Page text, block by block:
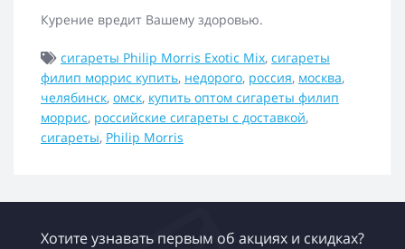
Курение вредит Вашему здоровью.
сигареты Philip Morris Exotic Mix, сигареты
филип моррис купить, недорого, россия, москва,
челябинск, омск, купить оптом сигареты филип
моррис, российские сигареты с доставкой,
сигареты, Philip Morris
Хотите узнавать первым об акциях и скидках?